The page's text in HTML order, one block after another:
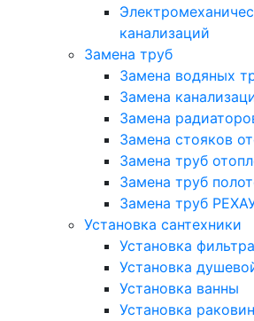
канализаций
Замена труб
Замена водяных
Замена
Замена
Замена стояков
Замена труб
Замена труб
Замена труб
Установка сантехники
Установка
Установка
Установка ванны
Установка